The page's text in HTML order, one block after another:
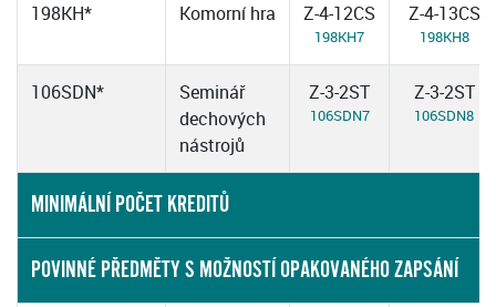
198KH* Komorní hra Z-4-12CS
198KH7
Z-4-13CS
198KH8
106SDN*
Seminář
dechových
nástrojů
Z-3-2ST
106SDN7
Z-3-2ST
106SDN8
MINIMÁLNÍ POČET KREDITŮ
POVINNÉ PŘEDMĚTY S MOŽNOSTÍ OPAKOVANÉHO ZAPSÁNÍ